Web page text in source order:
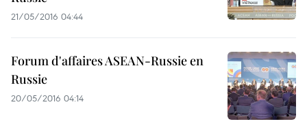
21/05/2016 04:44
Forum d'affaires ASEAN-Russie en
Russie
20/05/2016 04:14